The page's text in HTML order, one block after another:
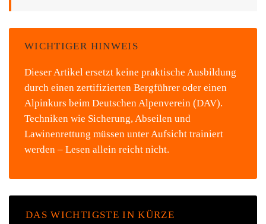
WICHTIGER HINWEIS
Dieser Artikel ersetzt keine praktische Ausbildung
durch einen zertifizierten Bergführer oder einen
Alpinkurs beim Deutschen Alpenverein (DAV).
Techniken wie Sicherung, Abseilen und
Lawinenrettung müssen unter Aufsicht trainiert
werden – Lesen allein reicht nicht.
DAS WICHTIGSTE IN KÜRZE